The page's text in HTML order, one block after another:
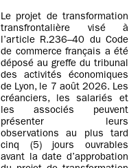
Le projet de transformation
transfrontalière visé à
l’article R.236–40 du Code
de commerce français a été
déposé au greffe du tribunal
des activités économiques
de Lyon, le 7 août 2026. Les
créanciers, les salariés et
les associés peuvent
présenter leurs
observations au plus tard
cinq (5) jours ouvrables
avant la date d’approbation